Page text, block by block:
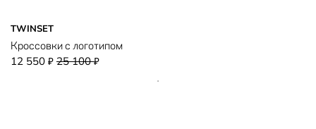
TWINSET
Кроссовки с логотипом
12 550 ₽ 25 100₽